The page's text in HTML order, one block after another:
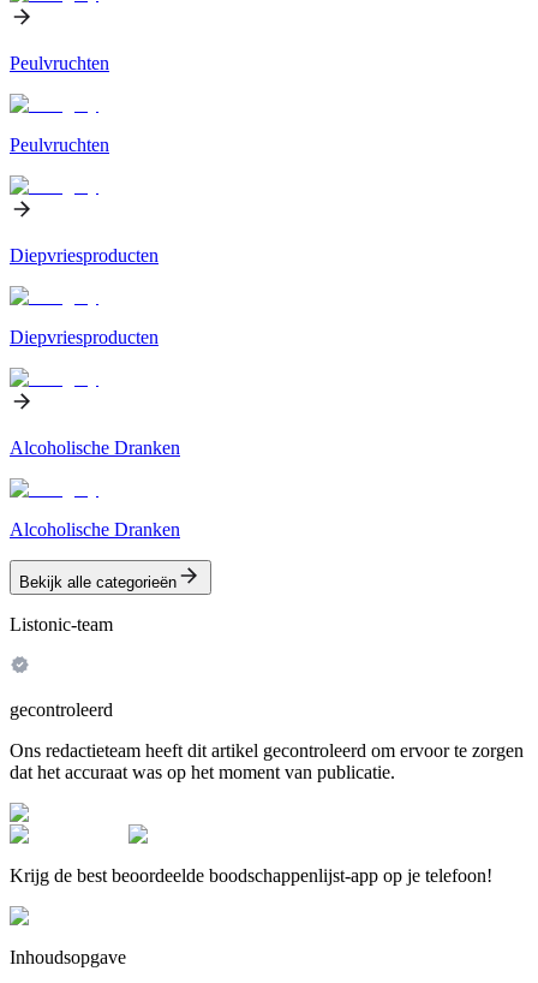
Peulvruchten
Peulvruchten
Diepvriesproducten
Diepvriesproducten
Alcoholische Dranken
Alcoholische Dranken
Bekijk alle categorieën
Listonic-team
gecontroleerd
Ons redactieteam heeft dit artikel gecontroleerd om ervoor te zorgen
dat het accuraat was op het moment van publicatie.
Krijg de best beoordeelde boodschappenlijst-app op je telefoon!
Inhoudsopgave